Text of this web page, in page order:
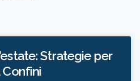
Strategie per
Confini